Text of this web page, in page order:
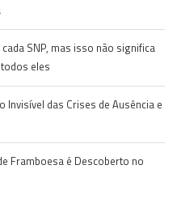
SNP, mas isso não significa
eles
Invisível das Crises de Ausência e
Framboesa é Descoberto no